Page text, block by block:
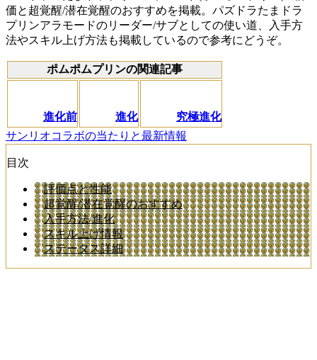
価と超覚醒/潜在覚醒のおすすめを掲載。パズドラたまドラ
プリンアラモードのリーダー/サブとしての使い道、入手方
法やスキル上げ方法も掲載しているので参考にどうぞ。
ポムポムプリンの関連記事
進化前 進化
究極進化
サンリオコラボの当たりと最新情報
目次
評価点と性能
超覚醒/潜在覚醒のおすすめ
入手方法/進化
スキル上げ情報
ステータス詳細